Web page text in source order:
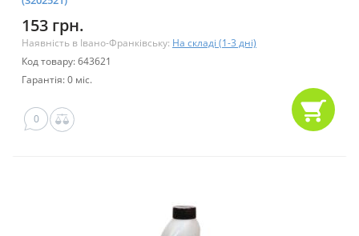
153 грн.
Наявність в Івано-Франківську: На складі (1-3 дні)
Код товару: 643621
Гарантія: 0 міс.
0